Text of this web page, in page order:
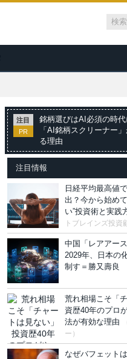
注目
PR
銘柄選びはAI必須の時代
「AI銘柄スクリーナー
る理由
注目情報
日経平均最高値
出？今から始め
い”投資術と実践
トブレインズ投資
中国「レアアー
2029年、日本の
制す＝勝又壽良
荒れ相場こそ「
資歴40年のプロ
法が有効な理由
ー）
なぜバフェット